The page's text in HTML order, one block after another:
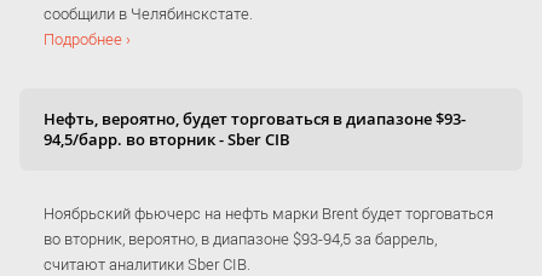
сообщили в Челябинскстате.
Подробнее ›
Нефть, вероятно, будет торговаться в диапазоне $93-
94,5/барр. во вторник - Sber CIB
Ноябрьский фьючерс на нефть марки Brent будет торговаться
во вторник, вероятно, в диапазоне $93-94,5 за баррель,
считают аналитики Sber CIB.